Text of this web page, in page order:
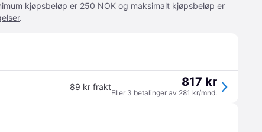
kjøpsbeløp er 250 NOK og maksimalt kjøpsbeløp er
.
89 kr frakt 817 kr
Eller 3 betalinger av 281 kr/mnd.